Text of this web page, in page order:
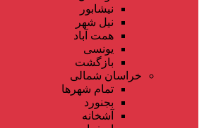
نیشابور
نیل شهر
همت آباد
یونسی
بازگشت
خراسان شمالی
تمام شهر‌ها
بجنورد
آشخانه